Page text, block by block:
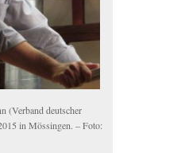
(Verband deutscher
in Mössingen. – Foto: